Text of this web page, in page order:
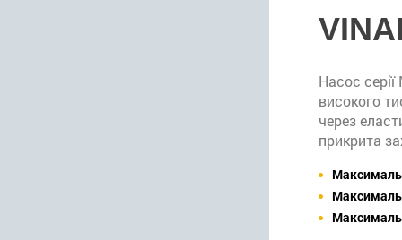
Насос
високого
через
прикрита